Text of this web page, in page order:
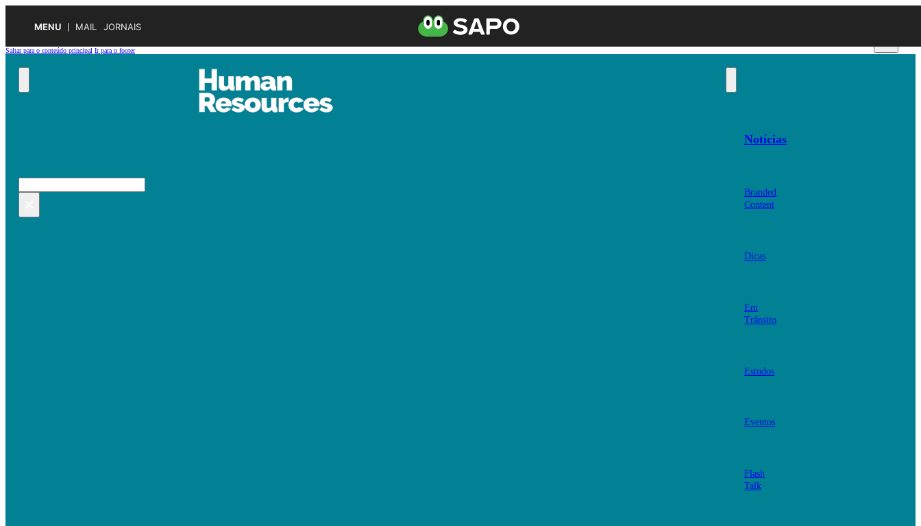
MENU MAIL JORNAIS
Saltar para o conteúdo principal Ir para o footer
Pesquisar
Notícias
Branded
Content
Dicas
Em
Trânsito
Estudos
Eventos
Flash
Talk